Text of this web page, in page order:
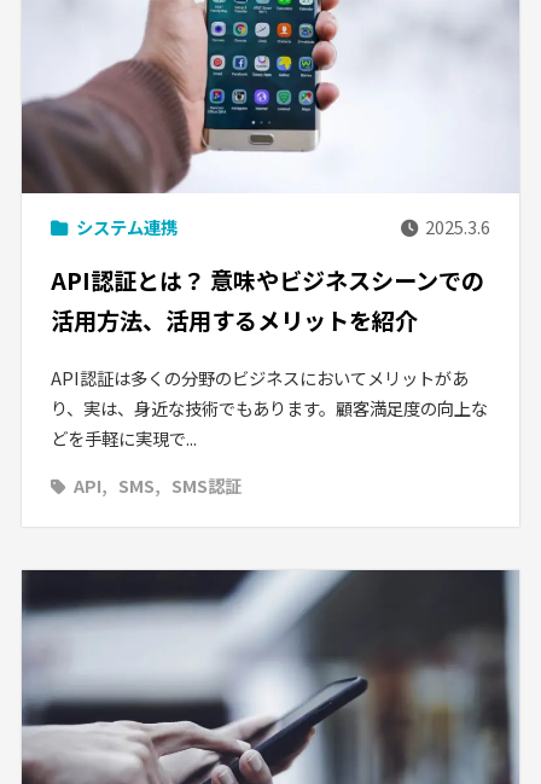
システム連携 2025.3.6
API認証とは？ 意味やビジネスシーンでの
活用方法、活用するメリットを紹介
API認証は多くの分野のビジネスにおいてメリットがあ
り、実は、身近な技術でもあります。顧客満足度の向上な
どを手軽に実現で...
API
SMS SMS認証